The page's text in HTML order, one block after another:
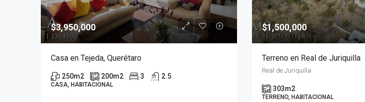
$3,950,000
Casa en Tejeda, Querétaro
250m2 200m2 3 2.5
CASA, HABITACIONAL
$1,500,000
Terreno en Real de Juriquilla
Real de Juriquilla
303m2
TERRENO, HABITACIONAL